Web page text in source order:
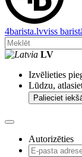
4barista.lvviss
LV
Izvēlieties
Lūdzu,
Palieciet
Autorizēties